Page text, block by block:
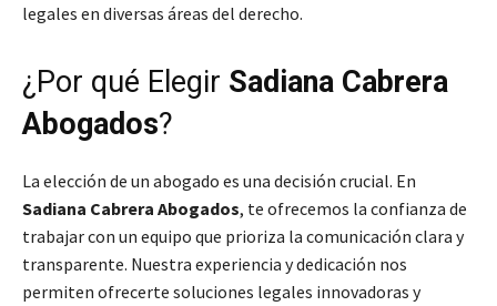
legales en diversas áreas del derecho.
¿Por qué Elegir Sadiana Cabrera
Abogados?
La elección de un abogado es una decisión crucial. En
Sadiana Cabrera Abogados, te ofrecemos la confianza de
trabajar con un equipo que prioriza la comunicación clara y
transparente. Nuestra experiencia y dedicación nos
permiten ofrecerte soluciones legales innovadoras y